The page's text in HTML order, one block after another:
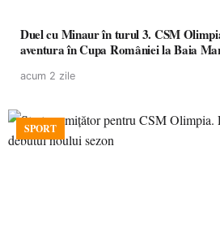
Duel cu Minaur în turul 3. CSM
aventura în Cupa României la Baia
acum 2 zile
SPORT